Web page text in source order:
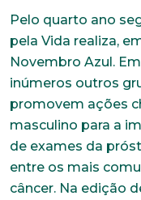
Pelo quarto ano
pela Vida realiza,
Novembro Azul.
inúmeros outros
promovem ações
masculino para a
de exames da
entre os mais
câncer. Na edição